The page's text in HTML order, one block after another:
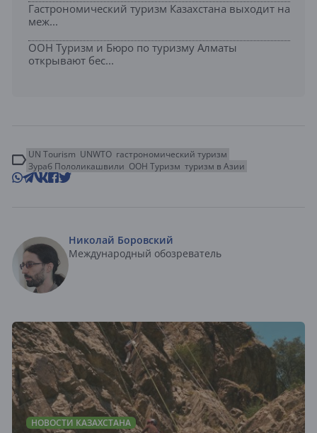
Гастрономический туризм Казахстана выходит на
меж...
ООН Туризм и Бюро по туризму Алматы
открывают бес...
UN Tourism UNWTO гастрономический туризм
Зураб Пололикашвили ООН Туризм туризм в Азии
Николай Боровский
Международный обозреватель
НОВОСТИ КАЗАХСТАНА